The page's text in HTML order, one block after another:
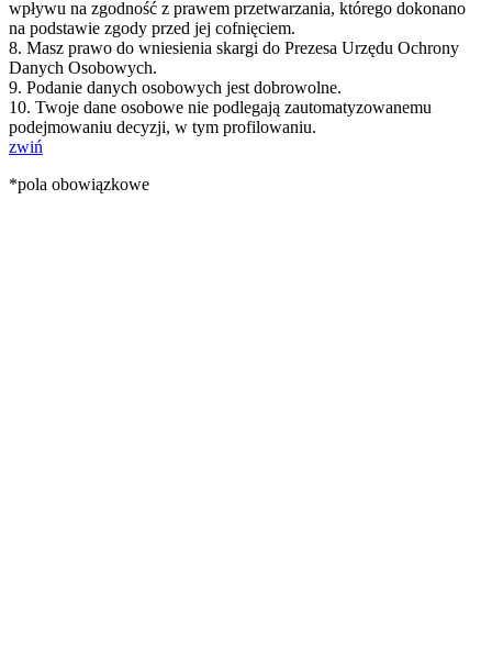
wpływu na zgodność z prawem przetwarzania, którego dokonano
na podstawie zgody przed jej cofnięciem.
8. Masz prawo do wniesienia skargi do Prezesa Urzędu Ochrony
Danych Osobowych.
9. Podanie danych osobowych jest dobrowolne.
10. Twoje dane osobowe nie podlegają zautomatyzowanemu
podejmowaniu decyzji, w tym profilowaniu.
zwiń
*pola obowiązkowe